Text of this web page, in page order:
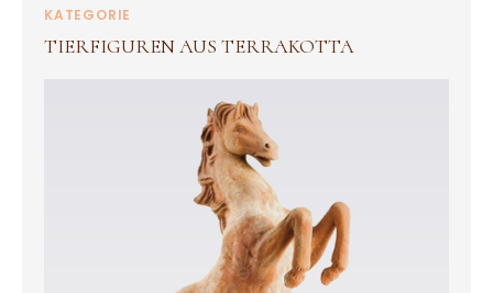
KATEGORIE
TIERFIGUREN AUS TERRAKOTTA